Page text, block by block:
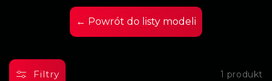
:
← Powrót do listy modeli
Filtry 1 produkt